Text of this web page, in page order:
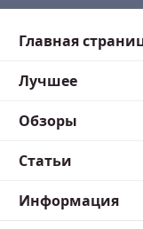
Главная
Лучшее
Обзоры
Статьи
Информация